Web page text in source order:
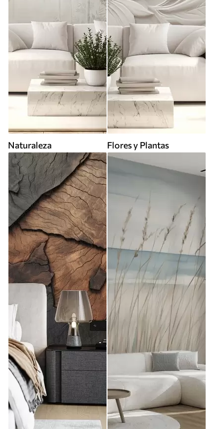
Naturaleza Flores y Plantas